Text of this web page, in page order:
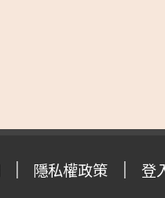
隱私權政策 登